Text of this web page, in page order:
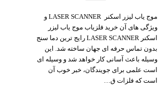
موج یاب لیزر اسکنر LASER SCANNER و
ویژگی های آن خرید فلزیاب موج یاب لیزر
اسکنر LASER SCANNER رایج ترین دما سنج
بدون تماس حرفه ای جهان ساخته شد. این
وسیله باعث آسانی کار خواهد شد و وسیله ای
است علمی برای جویندگان، خبر خوب آن
است که فلزات ق…